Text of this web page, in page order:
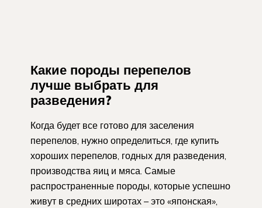
Какие породы перепелов
лучше выбрать для
разведения?
Когда будет все готово для заселения
перепелов, нужно определиться, где купить
хороших перепелов, годных для разведения,
производства яиц и мяса. Самые
распространенные породы, которые успешно
живут в средних широтах – это «японская»,